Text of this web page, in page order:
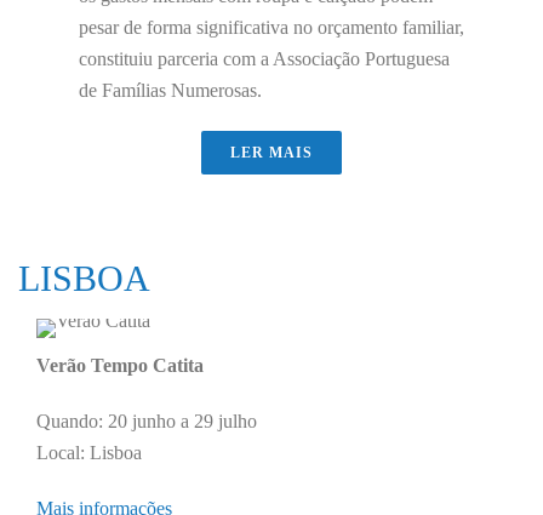
pesar de forma significativa no orçamento familiar,
constituiu parceria com a Associação Portuguesa
de Famílias Numerosas.
LER MAIS
LISBOA
Verão Tempo Catita
Quando: 20 junho a 29 julho
Local: Lisboa
Mais informações